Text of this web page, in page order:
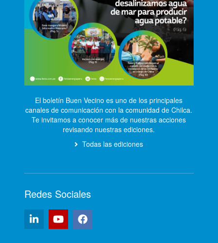
El boletín Buen Vecino es uno de los principales
canales de comunicación con la comunidad de Chilca.
Te invitamos a conocer más de nuestras acciones
revisando nuestras ediciones.
Todas las ediciones
Redes Sociales